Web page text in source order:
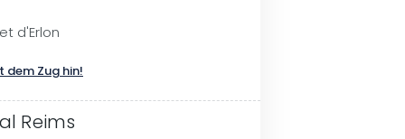
d'Erlon
dem Zug hin!
Reims